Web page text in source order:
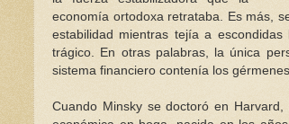
economía ortodoxa retrataba. Es más,
estabilidad mientras tejía a
trágico. En otras palabras, la única
sistema financiero contenía los
Cuando Minsky se doctoró en Harvard,